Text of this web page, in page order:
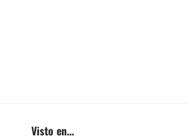
Visto en...